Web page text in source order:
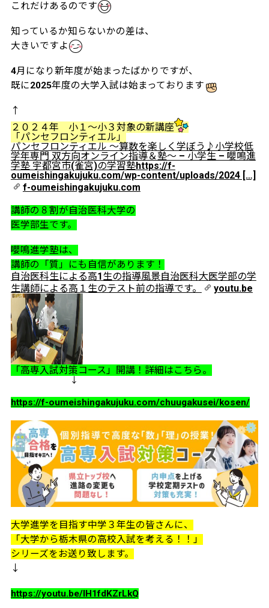
これだけあるのです
知っているか知らないかの差は、
大きいですよ
4月になり新年度が始まったばかりですが、
既に2025年度の大学入試は始まっております
↑
２０２４年 小１～小３対象の新講座
「パンセフロンティエル」
パンセフロンティエル ～算数を楽しく学ぼう♪小学校低
学年専門 双方向オンライン指導＆塾～ – 小学生 – 嚶鳴進
学塾 宇都宮市(雀宮)の学習塾https://f-
oumeishingakujuku.com/wp-content/uploads/2024 […]
f-oumeishingakujuku.com
講師の８割が自治医科大学の
医学部生です。
嚶鳴進学塾は、
講師の「質」にも自信があります！
自治医科生による高1生の指導風景自治医科大医学部の学
生講師による高１生のテスト前の指導です。
youtu.be
「高専入試対策コース」開講！詳細はこちら。
↓
https://f-oumeishingakujuku.com/chuugakusei/kosen/
大学進学を目指す中学３年生の皆さんに、
「大学から栃木県の高校入試を考える！！」
シリーズをお送り致します。
↓
https://youtu.be/IH1fdKZrLkQ